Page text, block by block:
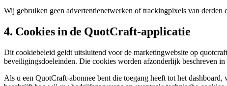
Wij gebruiken geen advertentienetwerken of trackingpixels van
4. Cookies in de QuotCraft-applicatie
Dit cookiebeleid geldt uitsluitend voor de marketingwebsite op
beveiligingsdoeleinden. Die cookies worden afzonderlijk beschreven
Als u een QuotCraft-abonnee bent die toegang heeft tot het